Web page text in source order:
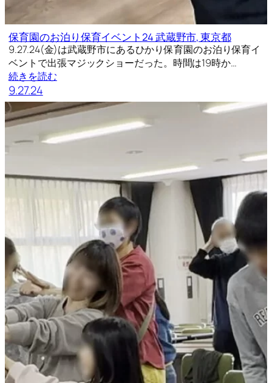
保育園のお泊り保育イベント24 武蔵野市, 東京都
9.27.24(金)は武蔵野市にあるひかり保育園のお泊り保育イ
ベントで出張マジックショーだった。時間は19時か…
続きを読む
9.27.24